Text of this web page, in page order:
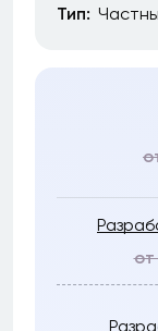
Тип:
от